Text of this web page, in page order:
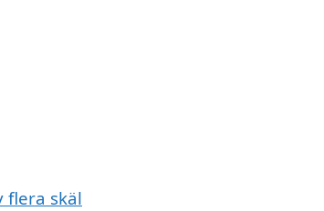
flera skäl